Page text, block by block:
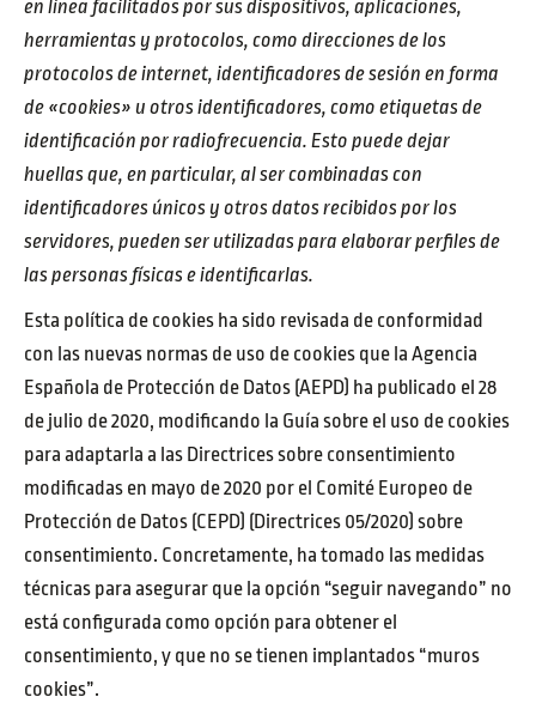
en línea facilitados por sus dispositivos, aplicaciones,
herramientas y protocolos, como direcciones de los
protocolos de internet, identificadores de sesión en forma
de «cookies» u otros identificadores, como etiquetas de
identificación por radiofrecuencia. Esto puede dejar
huellas que, en particular, al ser combinadas con
identificadores únicos y otros datos recibidos por los
servidores, pueden ser utilizadas para elaborar perfiles de
las personas físicas e identificarlas.
Esta política de cookies ha sido revisada de conformidad
con las nuevas normas de uso de cookies que la Agencia
Española de Protección de Datos (AEPD) ha publicado el 28
de julio de 2020, modificando la Guía sobre el uso de cookies
para adaptarla a las Directrices sobre consentimiento
modificadas en mayo de 2020 por el Comité Europeo de
Protección de Datos (CEPD) (Directrices 05/2020) sobre
consentimiento. Concretamente, ha tomado las medidas
técnicas para asegurar que la opción “seguir navegando” no
está configurada como opción para obtener el
consentimiento, y que no se tienen implantados “muros
cookies”.